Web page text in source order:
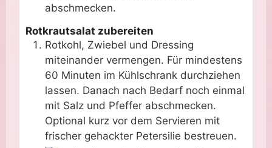
abschmecken.
Rotkrautsalat zubereiten
Rotkohl, Zwiebel und Dressing
miteinander vermengen. Für mindestens
60 Minuten im Kühlschrank durchziehen
lassen. Danach nach Bedarf noch einmal
mit Salz und Pfeffer abschmecken.
Optional kurz vor dem Servieren mit
frischer gehackter Petersilie bestreuen.